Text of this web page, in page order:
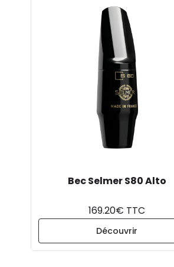
Bec Selmer S80 Alto
169.20€ TTC
Découvrir